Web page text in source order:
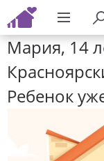
Мария, 14
Ребенок